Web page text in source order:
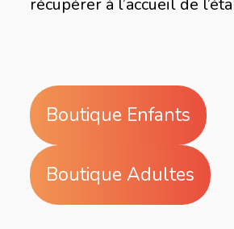
récupérer à l’accueil de
Boutique Enfants
Boutique Adultes